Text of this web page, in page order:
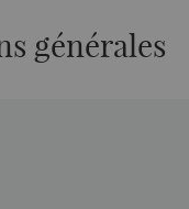
générales